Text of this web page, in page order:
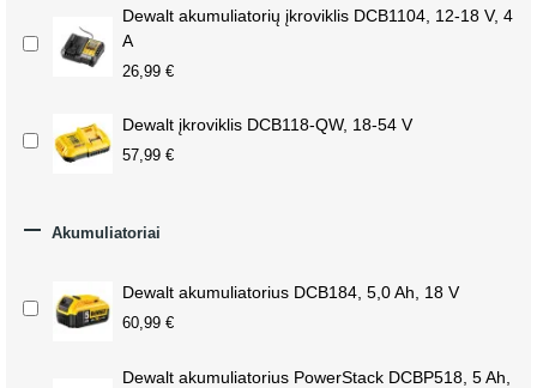
Dewalt akumuliatorių įkroviklis DCB1104, 12-18 V, 4
A
26,99 €
Dewalt įkroviklis DCB118-QW, 18-54 V
57,99 €
 Akumuliatoriai
Dewalt akumuliatorius DCB184, 5,0 Ah, 18 V
60,99 €
Dewalt akumuliatorius PowerStack DCBP518, 5 Ah,